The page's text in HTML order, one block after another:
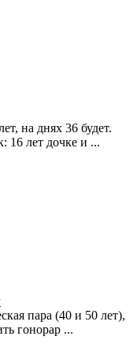
на днях 36 будет.
16 лет дочке и ...
пара (40 и 50 лет),
гонорар ...